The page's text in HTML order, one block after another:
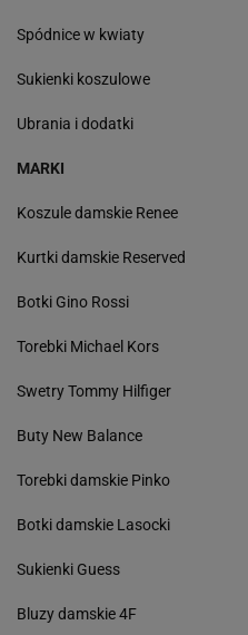
Spódnice w kwiaty
Sukienki koszulowe
Ubrania i dodatki
MARKI
Koszule damskie Renee
Kurtki damskie Reserved
Botki Gino Rossi
Torebki Michael Kors
Swetry Tommy Hilfiger
Buty New Balance
Torebki damskie Pinko
Botki damskie Lasocki
Sukienki Guess
Bluzy damskie 4F